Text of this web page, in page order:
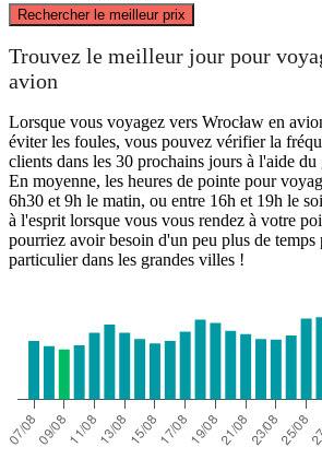
Rechercher le meilleur prix
Turin
Trouvez le meilleur jour pour
avion
Lorsque vous voyagez vers Wrocław en
éviter les foules, vous pouvez vérifier la
clients dans les 30 prochains jours à l'aide du
En moyenne, les heures de pointe pour
6h30 et 9h le matin, ou entre 16h et 19h le
à l'esprit lorsque vous vous rendez à votre
pourriez avoir besoin d'un peu plus de temps
particulier dans les grandes villes !